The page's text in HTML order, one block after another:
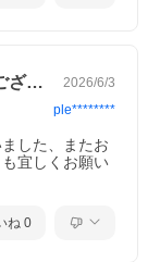
丁寧迅速な対応していただき有難うござい… 2026/6/3
ple********
した、またお
宜しくお願い
ね 0